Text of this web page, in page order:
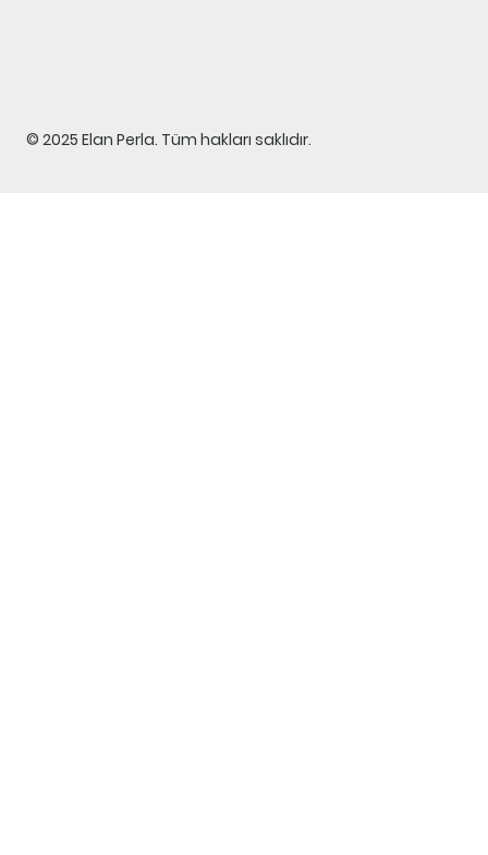
© 2025 Elan Perla. Tüm hakları saklıdır.